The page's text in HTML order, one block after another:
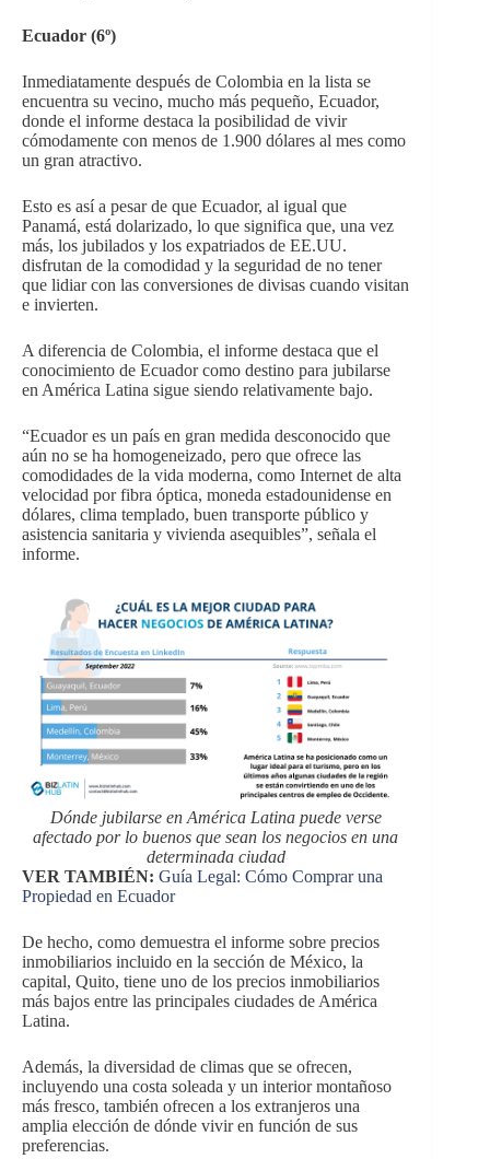
Ecuador (6º)
Inmediatamente después de Colombia en la lista se
encuentra su vecino, mucho más pequeño, Ecuador,
donde el informe destaca la posibilidad de vivir
cómodamente con menos de 1.900 dólares al mes como
un gran atractivo.
Esto es así a pesar de que Ecuador, al igual que
Panamá, está dolarizado, lo que significa que, una vez
más, los jubilados y los expatriados de EE.UU.
disfrutan de la comodidad y la seguridad de no tener
que lidiar con las conversiones de divisas cuando visitan
e invierten.
A diferencia de Colombia, el informe destaca que el
conocimiento de Ecuador como destino para jubilarse
en América Latina sigue siendo relativamente bajo.
“Ecuador es un país en gran medida desconocido que
aún no se ha homogeneizado, pero que ofrece las
comodidades de la vida moderna, como Internet de alta
velocidad por fibra óptica, moneda estadounidense en
dólares, clima templado, buen transporte público y
asistencia sanitaria y vivienda asequibles”, señala el
informe.
Dónde jubilarse en América Latina puede verse
afectado por lo buenos que sean los negocios en una
determinada ciudad
VER TAMBIÉN: Guía Legal: Cómo Comprar una
Propiedad en Ecuador
De hecho, como demuestra el informe sobre precios
inmobiliarios incluido en la sección de México, la
capital, Quito, tiene uno de los precios inmobiliarios
más bajos entre las principales ciudades de América
Latina.
Además, la diversidad de climas que se ofrecen,
incluyendo una costa soleada y un interior montañoso
más fresco, también ofrecen a los extranjeros una
amplia elección de dónde vivir en función de sus
preferencias.